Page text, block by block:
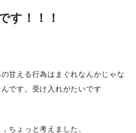
す！！！
甘える行為はまぐれなんかじゃな
です。受け入れがたいです
ちょっと考えました。